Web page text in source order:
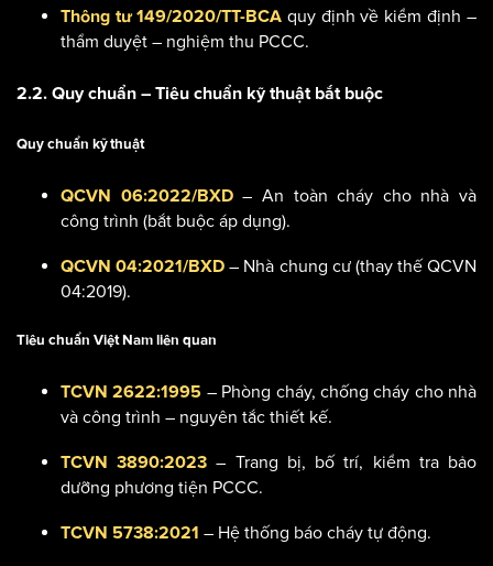
Thông tư 149/2020/TT-BCAquy định về kiểm định –
thẩm duyệt – nghiệm thu PCCC.
2.2. Quy chuẩn – Tiêu chuẩn kỹ thuật bắt buộc
Quy chuẩn kỹ thuật
QCVN 06:2022/BXD– An toàn cháy cho nhà và
công trình (bắt buộc áp dụng).
QCVN 04:2021/BXD – Nhà chung cư (thay thế QCVN
04:2019).
Tiêu chuẩn Việt Nam liên quan
TCVN 2622:1995 – Phòng cháy, chống cháy cho nhà
và công trình – nguyên tắc thiết kế.
TCVN 3890:2023 – Trang bị, bố trí, kiểm tra bảo
dưỡng phương tiện PCCC.
TCVN 5738:2021 – Hệ thống báo cháy tự động.